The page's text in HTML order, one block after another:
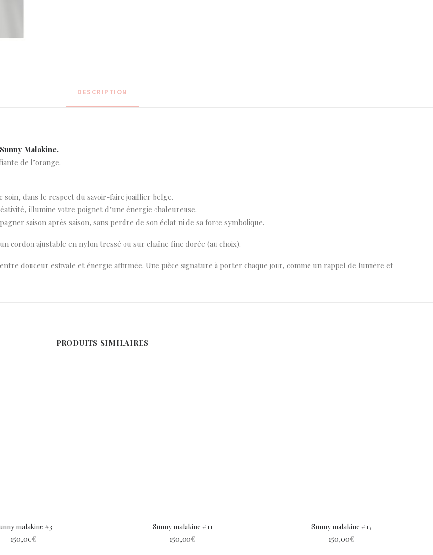
DESCRIPTION
Malakine.
de l’orange.
soin, dans le respect du savoir-faire joaillier belge.
illumine votre poignet d’une énergie chaleureuse.
saison après saison, sans perdre de son éclat ni de sa force symbolique.
cordon ajustable en nylon tressé ou sur chaîne fine dorée (au choix).
douceur estivale et énergie affirmée. Une pièce signature à porter chaque jour, comme un rappel de lumière et
PRODUITS SIMILAIRES
malakine #3
150,00€
Sunny malakine #11
150,00€
Sunny malakine #17
150,00€